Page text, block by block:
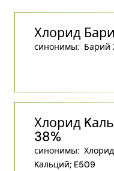
Хлорид
синонимы: Барий
Хлорид
38%
синонимы:
Kальций; E509